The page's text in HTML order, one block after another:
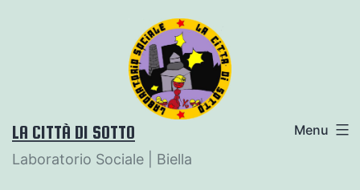
LA CITTÀ DI SOTTO
Laboratorio Sociale | Biella
Menu